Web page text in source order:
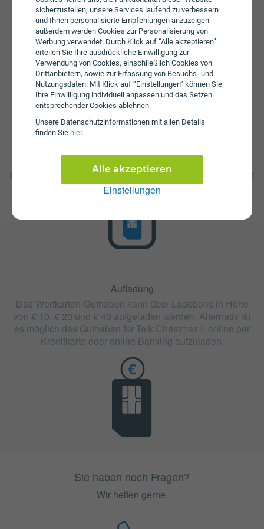
sicherzustellen, unsere Services laufend zu verbessern
und Ihnen personalisierte Empfehlungen anzuzeigen
außerdem werden Cookies zur Personalisierung von
Werbung verwendet. Durch Klick auf “Alle akzeptieren”
erteilen Sie Ihre ausdrückliche Einwilligung zur
Verwendung von Cookies, einschließlich Cookies von
Drittanbietern, sowie zur Erfassung von Besuchs- und
Nutzungsdaten. Mit Klick auf “Einstellungen” können Sie
Ihre Einwilligung individuell anpassen und das Setzen
entsprechender Cookies ablehnen.
Unsere Daten­schutz­informationen mit allen Details
finden Sie hier.
Einstellungen
Alle akzeptieren
sind Zusatzpakete zum Aufstocken von SMS erhältlich.
Bei einem Wertkarten-Tarif wird keine Servicepauschale
erhoben.
Drei zum Preis von € 9,90 erworben werden. Im Starpaket
sind 1000 Minuten, 1000 SMS und 4000 MB enthalten. Die
Gültigkeit der Einheiten beträgt 30 Tage.
Aufladung
Das Wertkarten-Guthaben kann über Ladebons in Höhe
von € 10, € 20 und € 40 aufgeladen werden. Alternativ ist
es möglich das Guthaben für Talk Christmas L online per
Kreditkarte oder online Banking aufzuladen.
Sie haben noch Fragen?
Wir helfen gerne.